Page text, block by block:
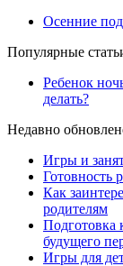
Осенние
Популярные
Ребенок
делать?
Недавно
Игры и
Готовность
Как
родителям
Подготовка
будущего
Игры для